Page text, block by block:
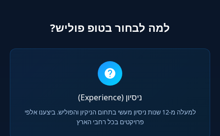
למה לבחור בטופ פוליש?
ניסיון (Experience)
למעלה מ-12 שנות ניסיון מעשי בתחום הניקיון והפוליש. ביצענו אלפי
פרויקטים בכל רחבי הארץ